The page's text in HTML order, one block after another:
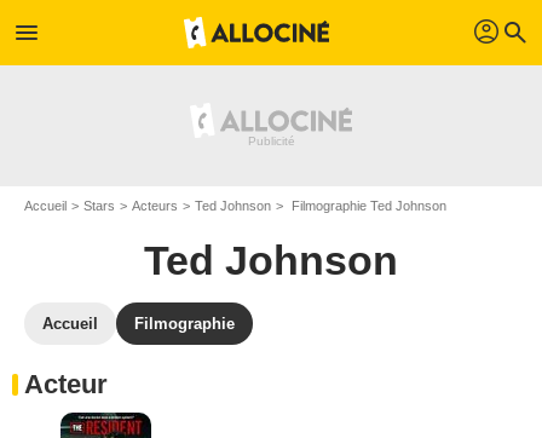
menu profil search
Accueil Stars Acteurs Ted Johnson Filmographie Ted Johnson
Ted Johnson
Accueil Filmographie
Acteur